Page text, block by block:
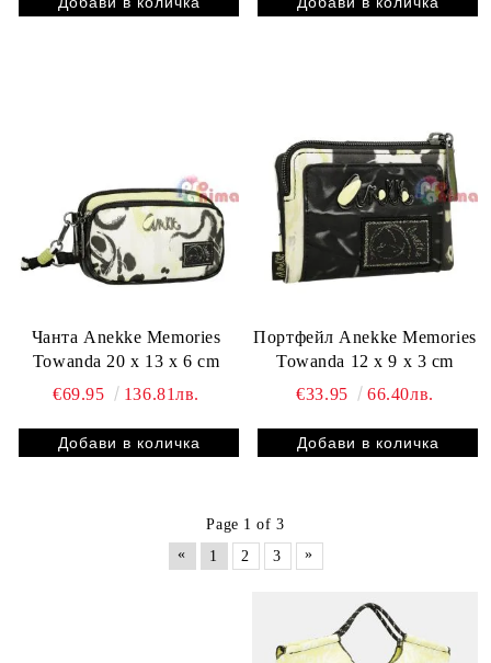
Чанта Anekke Memories
Towanda 20 x 13 x 6 cm
€69.95
136.81лв.
Портфейл Anekke Memories
Towanda 12 x 9 x 3 cm
€33.95
66.40лв.
Page 1 of 3
«
1 2 3 »